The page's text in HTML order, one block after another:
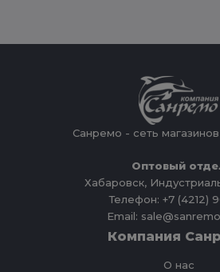
Санремо - сеть магазинов
Оптовый
Хабаровск,
Телефон: +7 (4212)
Email:
Компания
О нас